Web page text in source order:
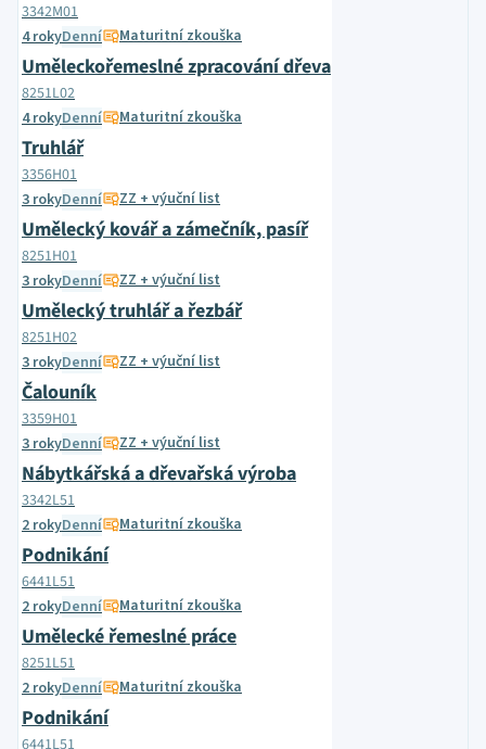
3342M01
4 rokyDenní Maturitní zkouška
Uměleckořemeslné zpracování dřeva
8251L02
4 rokyDenní Maturitní zkouška
Truhlář
3356H01
3 rokyDenní ZZ + výuční list
Umělecký kovář a zámečník, pasíř
8251H01
3 rokyDenní ZZ + výuční list
Umělecký truhlář a řezbář
8251H02
3 rokyDenní ZZ + výuční list
Čalouník
3359H01
3 rokyDenní ZZ + výuční list
Nábytkářská a dřevařská výroba
3342L51
2 rokyDenní Maturitní zkouška
Podnikání
6441L51
2 rokyDenní Maturitní zkouška
Umělecké řemeslné práce
8251L51
2 rokyDenní Maturitní zkouška
Podnikání
6441L51